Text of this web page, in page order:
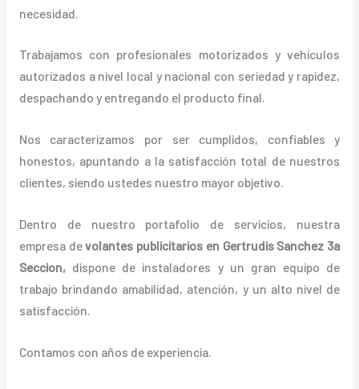
necesidad.
Trabajamos con profesionales motorizados y vehículos
autorizados a nivel local y nacional con seriedad y rapidez,
despachando y entregando el producto final.
Nos caracterizamos por ser cumplidos, confiables y
honestos, apuntando a la satisfacción total de nuestros
clientes, siendo ustedes nuestro mayor objetivo.
Dentro de nuestro portafolio de servicios, nuestra
empresa devolantes publicitarios en Gertrudis Sanchez 3a
Seccion,dispone de instaladores y un gran equipo de
trabajo brindando amabilidad, atención, y un alto nivel de
satisfacción.
Contamos con años de experiencia.